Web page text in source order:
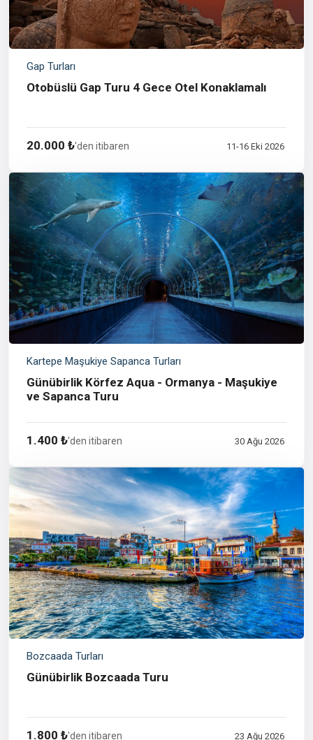
Gap Turları
Otobüslü Gap Turu 4 Gece Otel Konaklamalı
20.000 ₺'den itibaren 11-16 Eki 2026
Kartepe Maşukiye Sapanca Turları
Günübirlik Körfez Aqua - Ormanya - Maşukiye
ve Sapanca Turu
1.400 ₺'den itibaren 30 Ağu 2026
Bozcaada Turları
Günübirlik Bozcaada Turu
1.800 ₺'den itibaren 23 Ağu 2026